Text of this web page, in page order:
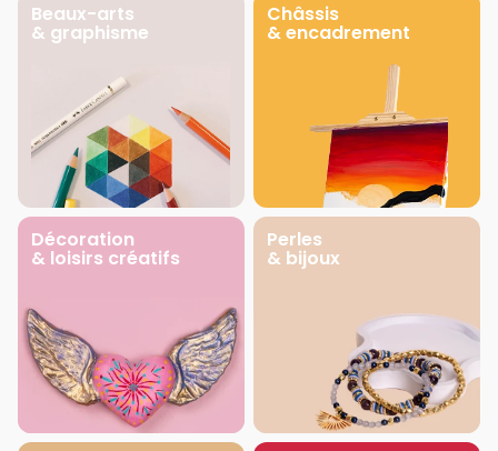
Beaux-arts
& graphisme
Châssis
& encadrement
Décoration
& loisirs créatifs
Perles
& bijoux